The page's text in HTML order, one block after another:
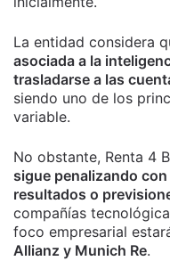
La entidad considera
asociada a la
trasladarse a las
siendo uno de los
variable.
No obstante, Renta 4
sigue penalizando
resultados o
compañías
foco empresarial
Allianz y Munich Re.